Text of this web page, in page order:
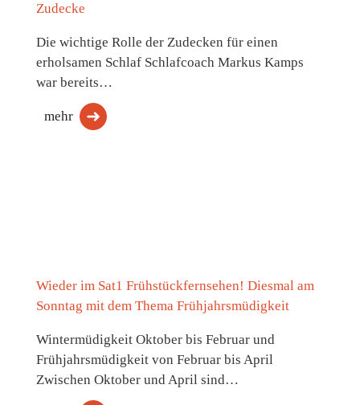
Zudecke
Die wichtige Rolle der Zudecken für einen
erholsamen Schlaf Schlafcoach Markus Kamps
war bereits…
mehr
Wieder im Sat1 Frühstückfernsehen! Diesmal am
Sonntag mit dem Thema Frühjahrsmüdigkeit
Wintermüdigkeit Oktober bis Februar und
Frühjahrsmüdigkeit von Februar bis April
Zwischen Oktober und April sind…